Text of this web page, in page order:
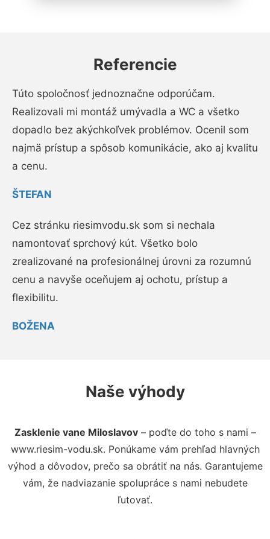
Referencie
Túto spoločnosť jednoznačne odporúčam.
Realizovali mi montáž umývadla a WC a všetko
dopadlo bez akýchkoľvek problémov. Ocenil som
najmä prístup a spôsob komunikácie, ako aj kvalitu
a cenu.
ŠTEFAN
Cez stránku riesimvodu.sk som si nechala
namontovať sprchový kút. Všetko bolo
zrealizované na profesionálnej úrovni za rozumnú
cenu a navyše oceňujem aj ochotu, prístup a
flexibilitu.
BOŽENA
Naše výhody
Zasklenie vane Miloslavov– poďte do toho s nami –
www.riesim-vodu.sk. Ponúkame vám prehľad hlavných
výhod a dôvodov, prečo sa obrátiť na nás. Garantujeme
vám, že nadviazanie spolupráce s nami nebudete
ľutovať.